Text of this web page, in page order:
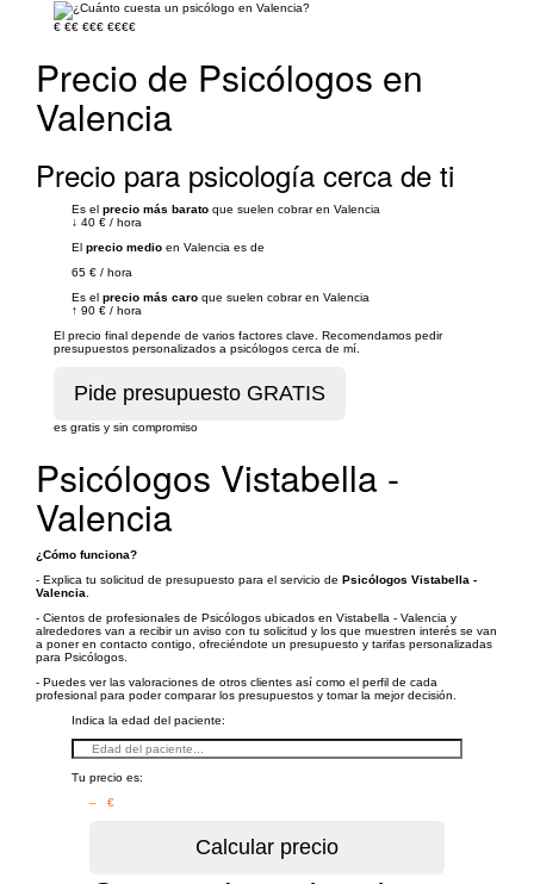
€ €€ €€€ €€€€
Precio de Psicólogos en
Valencia
Precio para psicología cerca de ti
Es el precio más barato que suelen cobrar en Valencia
↓ 40 € / hora
El precio medio en Valencia es de
65 € / hora
Es el precio más caro que suelen cobrar en Valencia
↑ 90 € / hora
El precio final depende de varios factores clave. Recomendamos pedir
presupuestos personalizados a psicólogos cerca de mí.
es gratis y sin compromiso
Psicólogos Vistabella -
Valencia
¿Cómo funciona?
- Explica tu solicitud de presupuesto para el servicio de Psicólogos Vistabella -
Valencia
- Cientos de profesionales de Psicólogos ubicados en Vistabella - Valencia y
alrededores van a recibir un aviso con tu solicitud y los que muestren interés se van
a poner en contacto contigo, ofreciéndote un presupuesto y tarifas personalizadas
para Psicólogos.
- Puedes ver las valoraciones de otros clientes así como el perfil de cada
profesional para poder comparar los presupuestos y tomar la mejor decisión.
Indica la edad del paciente:
Tu precio es:
– €